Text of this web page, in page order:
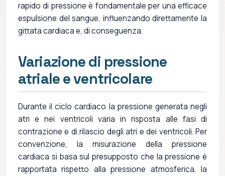
rapido di pressione è fondamentale per una efficace
espulsione del sangue, influenzando direttamente la
gittata cardiaca e, di conseguenza.
Variazione di pressione
atriale e ventricolare
Durante il ciclo cardiaco la pressione generata negli
atri e nei ventricoli varia in risposta alle fasi di
contrazione e di rilascio degli atri e dei ventricoli. Per
convenzione, la misurazione della pressione
cardiaca si basa sul presupposto che la pressione è
rapportata rispetto alla pressione atmosferica, la